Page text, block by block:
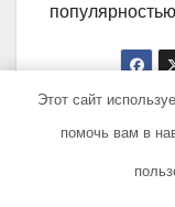
Этот сайт
помочь вам в